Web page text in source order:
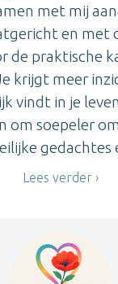
met mij
en met
de praktische
krijgt meer
vindt in je
om soepeler
gedachtes
Lees verder